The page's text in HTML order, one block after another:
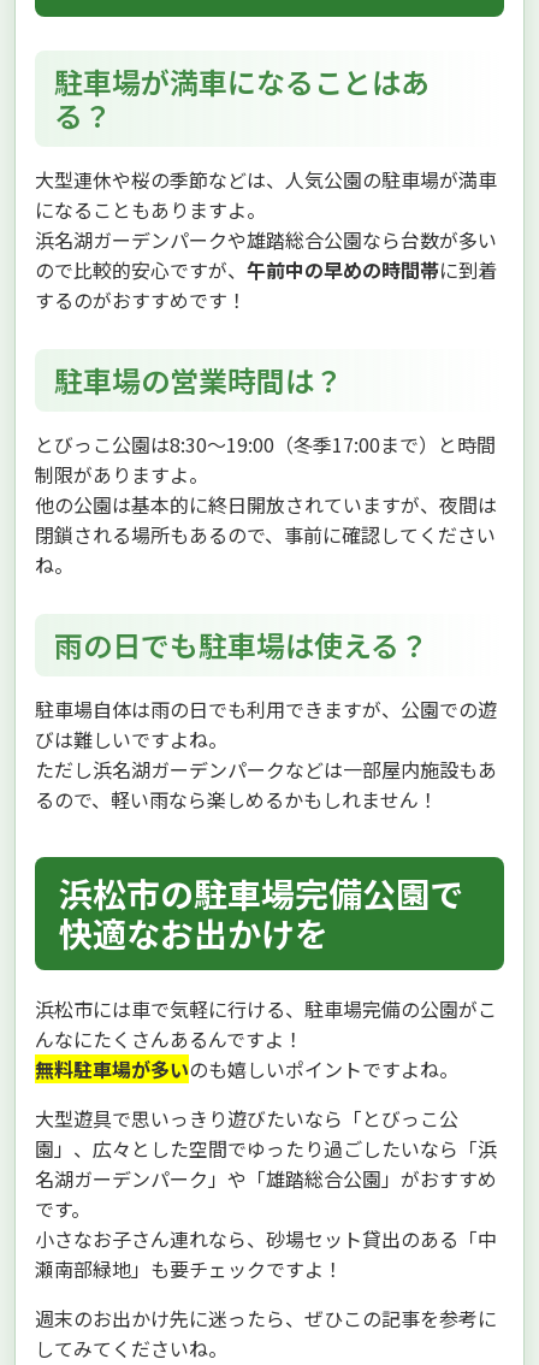
駐車場が満車になることはあ
る？
大型連休や桜の季節などは、人気公園の駐車場が満車
になることもありますよ。
浜名湖ガーデンパークや雄踏総合公園なら台数が多い
ので比較的安心ですが、 午前中の早めの時間帯に到着
するのがおすすめです！
駐車場の営業時間は？
とびっこ公園は8:30～19:00（冬季17:00まで）と時間
制限がありますよ。
他の公園は基本的に終日開放されていますが、夜間は
閉鎖される場所もあるので、事前に確認してください
ね。
雨の日でも駐車場は使える？
駐車場自体は雨の日でも利用できますが、公園での遊
びは難しいですよね。
ただし浜名湖ガーデンパークなどは一部屋内施設もあ
るので、軽い雨なら楽しめるかもしれません！
浜松市の駐車場完備公園で
快適なお出かけを
浜松市には車で気軽に行ける、駐車場完備の公園がこ
んなにたくさんあるんですよ！
無料駐車場が多いのも嬉しいポイントですよね。
大型遊具で思いっきり遊びたいなら「とびっこ公
園」、広々とした空間でゆったり過ごしたいなら「浜
名湖ガーデンパーク」や「雄踏総合公園」がおすすめ
です。
小さなお子さん連れなら、砂場セット貸出のある「中
瀬南部緑地」も要チェックですよ！
週末のお出かけ先に迷ったら、ぜひこの記事を参考に
してみてくださいね。